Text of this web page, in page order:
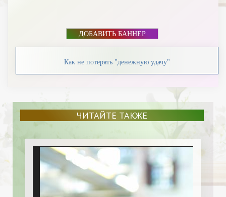
ДОБАВИТЬ БАННЕР
Как не потерять "денежную удачу"
ЧИТАЙТЕ ТАКЖЕ